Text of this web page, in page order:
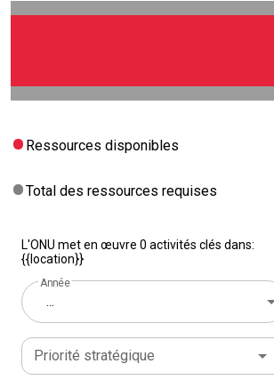
Ressources disponibles
Total des ressources requises
L'ONU met en œuvre 0 activités clés dans:
{{location}}
Année
...
Priorité stratégique